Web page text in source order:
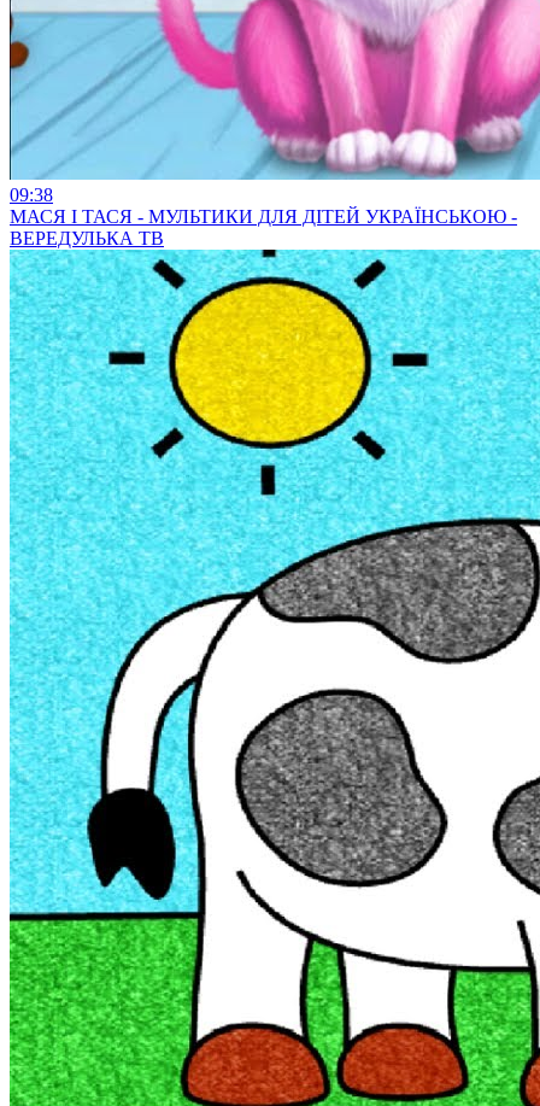
09:38
МАСЯ І ТАСЯ - МУЛЬТИКИ ДЛЯ ДІТЕЙ УКРАЇНСЬКОЮ -
ВЕРЕДУЛЬКА ТВ